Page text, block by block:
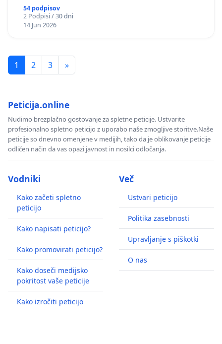
54 podpisov
2 Podpisi / 30 dni
14 Jun 2026
1 2 3 »
Peticija.online
Nudimo brezplačno gostovanje za spletne peticije. Ustvarite
profesionalno spletno peticijo z uporabo naše zmogljive storitve.Naše
peticije so dnevno omenjene v medijih, tako da je oblikovanje peticije
odličen način da vas opazi javnost in nosilci odločanja.
Vodniki
Kako začeti spletno
peticijo
Kako napisati peticijo?
Kako promovirati peticijo?
Kako doseči medijsko
pokritost vaše peticije
Kako izročiti peticijo
Več
Ustvari peticijo
Politika zasebnosti
Upravljanje s piškotki
O nas